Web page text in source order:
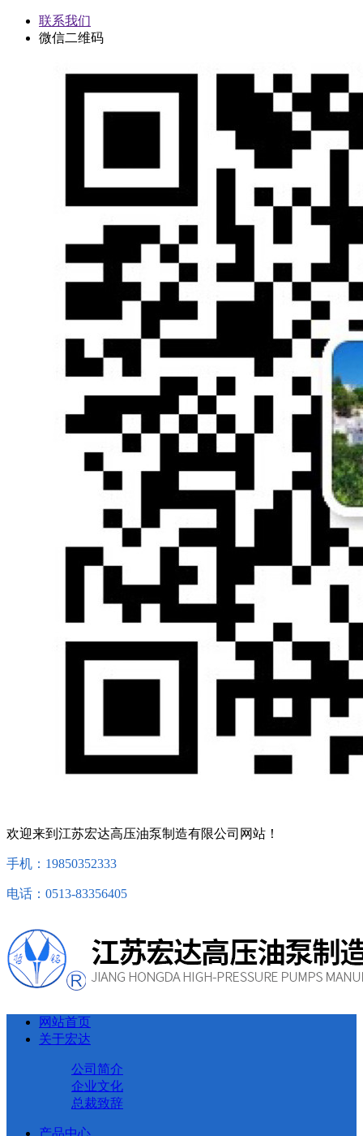
联系我们
微信二维码
欢迎来到江苏宏达高压油泵制造有限公司网站！
手机：19850352333
电话：0513-83356405
网站首页
关于宏达
公司简介
企业文化
总裁致辞
产品中心